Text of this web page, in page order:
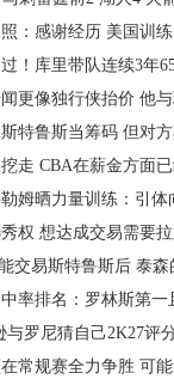
：感谢经历 美国训
！库里带队连续3年
更像独行侠抬价 他
特鲁斯当筹码 但对
走 CBA在薪金方面
晒力量训练：引体向
权 想达成交易需要
交易斯特鲁斯后 泰
率排名：罗林斯第一
与罗尼猜自己2K27评
常规赛全力争胜 可